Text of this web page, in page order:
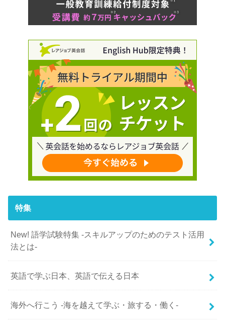
特集
New! 語学試験特集 -スキルアップのためのテスト活用
法とは-
英語で学ぶ日本、英語で伝える日本
海外へ行こう -海を越えて学ぶ・旅する・働く-